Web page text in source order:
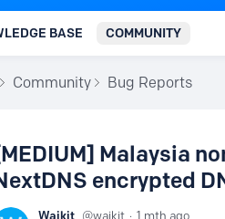
BASE COMMUNITY
Community Bug Reports
Malaysia
encrypted
Waikit waikit 1 mth ago